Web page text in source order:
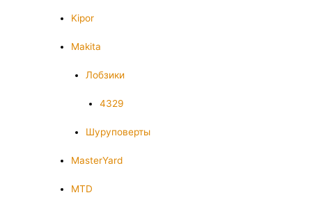
Kipor
Makita
Лобзики
4329
Шуруповерты
MasterYard
MTD